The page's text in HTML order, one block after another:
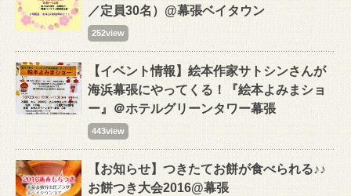
／定員30名）@幕張ベイタウン
252view
【イベント情報】絵本作家サトシンさんが
海浜幕張にやってくる！『絵本よみまショ
ー』＠ホテルグリーンタワー幕張
443view
【お知らせ】つきたてお餅が食べられる♪♪
お餅つき大会2016@幕張